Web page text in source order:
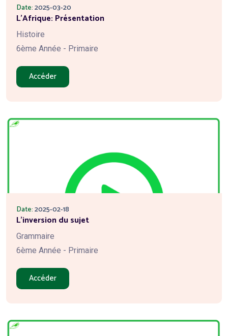
Date:2025-03-20
L'Afrique: Présentation
Histoire
6ème Année - Primaire
Accéder
Date:2025-02-18
L'inversion du sujet
Grammaire
6ème Année - Primaire
Accéder